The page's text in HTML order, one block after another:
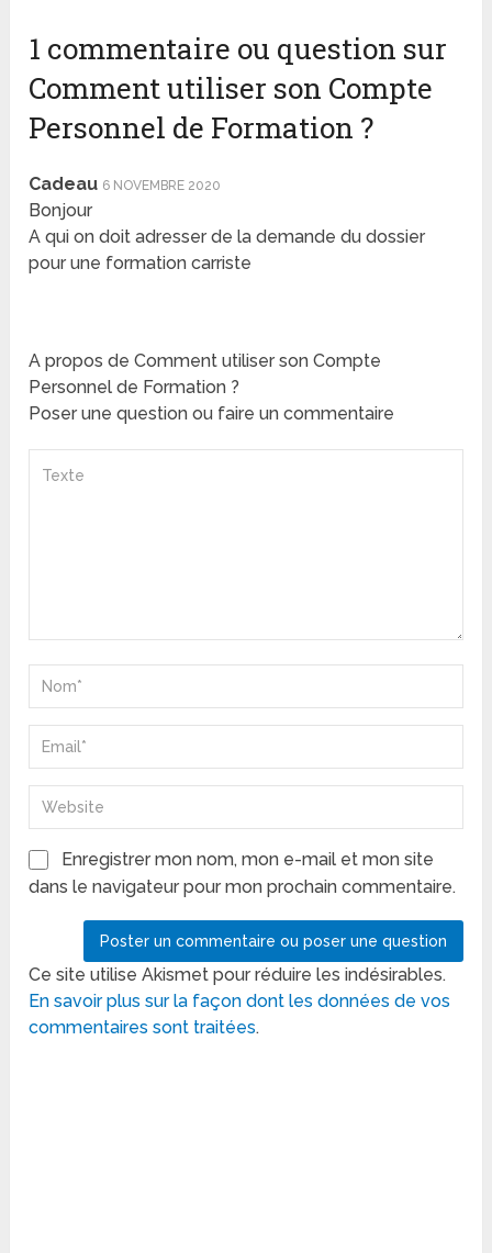
1 commentaire ou question sur
Comment utiliser son Compte
Personnel de Formation ?
Cadeau 6 NOVEMBRE 2020
Bonjour
A qui on doit adresser de la demande du dossier
pour une formation carriste
A propos de Comment utiliser son Compte
Personnel de Formation ?
Poser une question ou faire un commentaire
Enregistrer mon nom, mon e-mail et mon site
dans le navigateur pour mon prochain commentaire.
Ce site utilise Akismet pour réduire les indésirables.
En savoir plus sur la façon dont les données de vos
commentaires sont traitées.